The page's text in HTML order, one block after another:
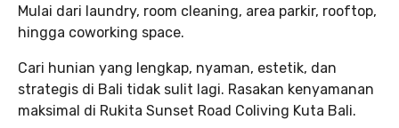
Mulai dari laundry, room cleaning, area parkir, rooftop,
hingga coworking space.
Cari hunian yang lengkap, nyaman, estetik, dan
strategis di Bali tidak sulit lagi. Rasakan kenyamanan
maksimal di Rukita Sunset Road Coliving Kuta Bali.